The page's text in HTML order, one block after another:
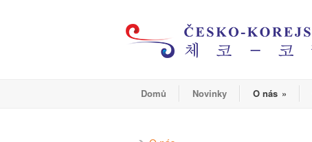
Domů Novinky O nás »